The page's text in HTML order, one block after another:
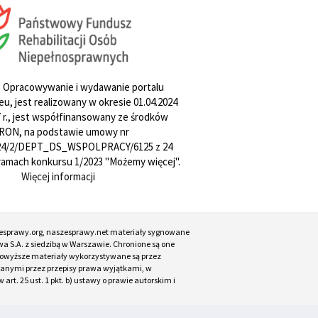
i wydawanie portalu
jest realizowany w okresie 01.04.2024
r., jest współfinansowany ze środków
na podstawie umowy nr
2/DEPT_DS_WSPOLPRACY/6125 z 24
konkursu 1/2023 "Możemy więcej".
Więcej informacji
naszesprawy.net materiały sygnowane
S.A. z siedzibą w Warszawie. Chronione są one
materiały wykorzystywane są przez
przez przepisy prawa wyjątkami, w
25 ust. 1 pkt. b) ustawy o prawie autorskim i